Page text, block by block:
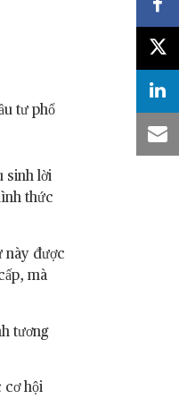
tư phổ
sinh lời
thức
này được
mà
tương
cơ hội